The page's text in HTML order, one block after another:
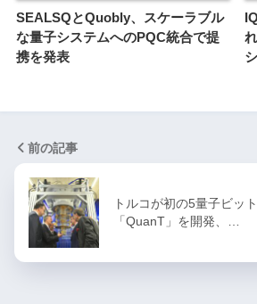
SEALSQとQuobly、スケーラブル
な量子システムへのPQC統合で提
携を発表
前の記事
トルコが初の5量子ビッ
「QuanT」を開発、…